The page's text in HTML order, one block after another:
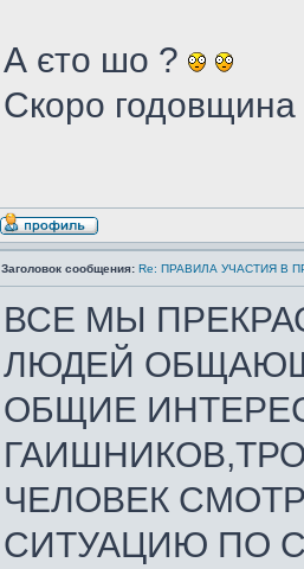
А єто шо ?
Скоро
Заголовок сообщения: Re: ПРАВИЛА УЧАСТИЯ В
ВСЕ МЫ
ЛЮДЕЙ
ОБЩИЕ
ЧЕЛОВЕК
СИТУАЦИЮ ПО